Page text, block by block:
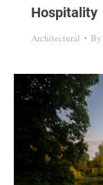
Hospitality
Architectural By